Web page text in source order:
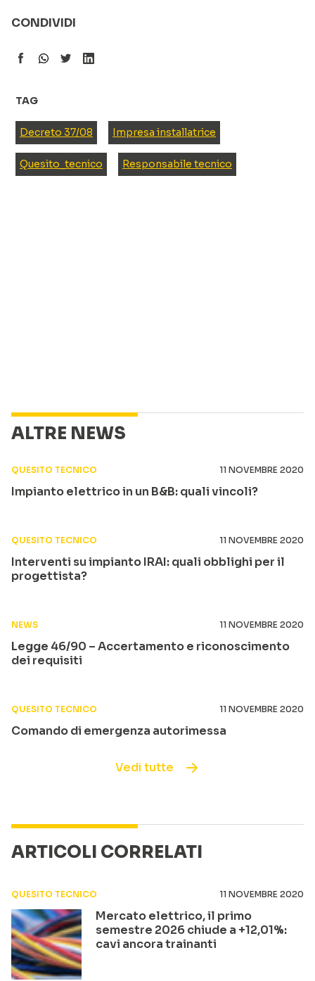
CONDIVIDI
TAG
Decreto 37/08 Impresa installatrice
Quesito_tecnico Responsabile tecnico
ALTRE NEWS
QUESITO TECNICO 11 NOVEMBRE 2020
Impianto elettrico in un B&B: quali vincoli?
QUESITO TECNICO 11 NOVEMBRE 2020
Interventi su impianto IRAI: quali obblighi per il
progettista?
NEWS 11 NOVEMBRE 2020
Legge 46/90 – Accertamento e riconoscimento
dei requisiti
QUESITO TECNICO 11 NOVEMBRE 2020
Comando di emergenza autorimessa
Vedi tutte
ARTICOLI CORRELATI
QUESITO TECNICO 11 NOVEMBRE 2020
Mercato elettrico, il primo
semestre 2026 chiude a +12,01%:
cavi ancora trainanti